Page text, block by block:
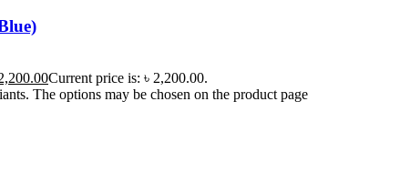
Blue)
Current price is: ৳ 2,200.00.
The options may be chosen on the product page